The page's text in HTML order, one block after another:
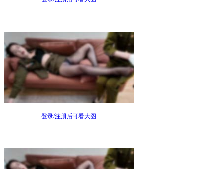
登录/注册后可看大图